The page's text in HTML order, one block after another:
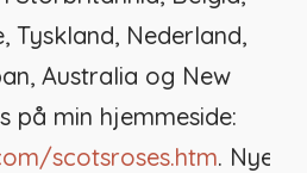
Tyskland, Nederland,
Australia og New
på min hjemmeside:
scotsroses.htm. Nyere